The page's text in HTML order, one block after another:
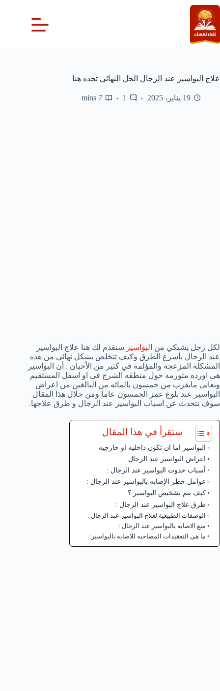
التجاوز
إلى
المحتوى
علاج البواسير عند الرجال الحل النهائي تجده هنا
19 يناير، 2025 1
7 mins
لكل رجل يشتكي من البواسير سنقدم لك هنا علاج البواسير
عند الرجال بأسرع الطرق وكيف تتخلص بشكل نهائي من هذه
المشكلة المزعجة والمؤلمة في كثير من الأحيان . أن البواسير
هى اورده متورمه حول منطقه الشرج فى او اسفل المستقيم
ويعانى مايقرب من خمسون بالمائه من البالغين من اعراض
البواسير عند بلوغ عمر الخمسون عاما ومن خلال هذا المقال
سوف نتحدث عن اسباب البواسير عند الرجال و طرق علاجها.
ستقرأ في هذا المقال
البواسير اما ان تكون داخليه او خارجيه
اعراض البواسير عند الرجال :
أسباب حدوث البواسير عند الرجال :
عوامل خطر الإصابه بالبواسير عند الرجال :
كيف يتم تشخيص البواسير ؟
طرق علاج البواسير عند الرجال :
الوصفات الطبيعية لعلاج البواسير عند الرجال :
منع الاصابه بالبواسير عند الرجال :
ما هى التعقيدات المصاحبه للاصابه بالبواسير: